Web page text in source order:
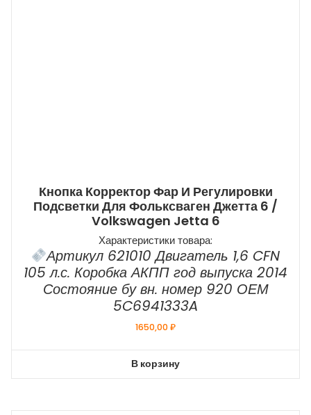
Кнопка Корректор Фар И Регулировки
Подсветки Для Фольксваген Джетта 6 /
Volkswagen Jetta 6
Характеристики товара:
Артикул 621010 Двигатель 1,6 CFN
105 л.с. Коробка АКПП год выпуска 2014
Состояние бу вн. номер 920 ОЕМ
5C6941333A
1650,00₽
В корзину